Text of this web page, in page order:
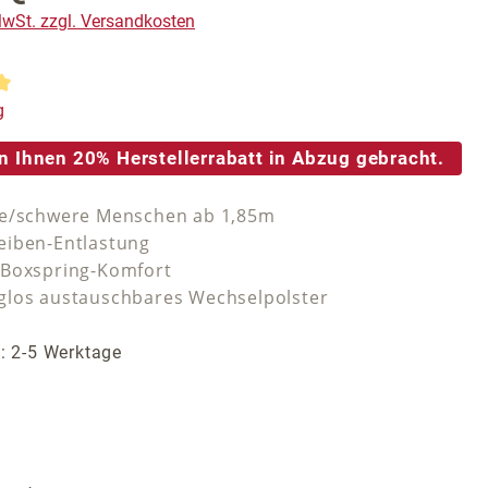
zzgl. Versandkosten
Bewertung von 5 von 5 Sternen
Ihnen 20% Herstellerrabatt in Abzug gebracht.
schwere Menschen ab 1,85m
Entlastung
Komfort
austauschbares Wechselpolster
2-5 Werktage